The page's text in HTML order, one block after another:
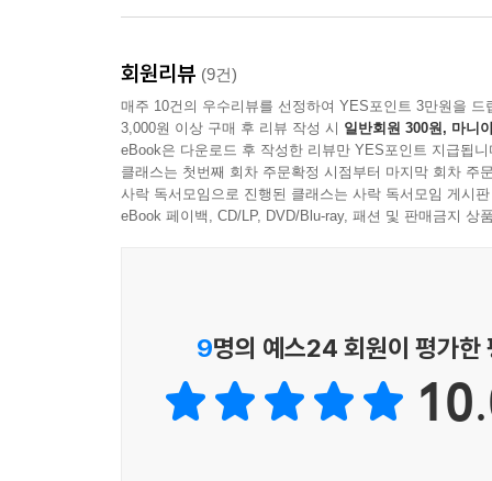
회원리뷰 (9건)
매주 10건의 우수리뷰를 선정하여 YES포인트 3만원을 드
3,000원 이상 구매 후 리뷰 작성 시 일반회원 300원, 마니
eBook은 다운로드 후 작성한 리뷰만 YES포인트 지급됩니
클래스는 첫번째 회차 주문확정 시점부터 마지막 회차 주
사락 독서모임으로 진행된 클래스는 사락 독서모임 게시
eBook 페이백, CD/LP, DVD/Blu-ray, 패션 및 판매금지 상
9명의 예스24 회원이 평가한